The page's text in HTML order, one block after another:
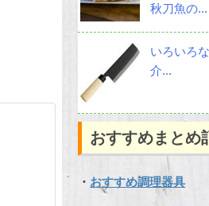
秋刀魚の...
いろいろ
介...
おすすめまとめ
・ おすすめ調理器具